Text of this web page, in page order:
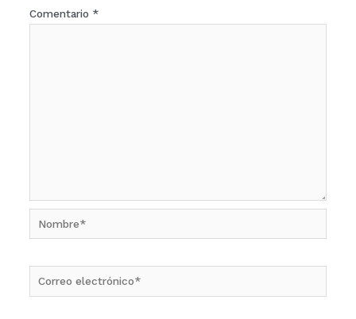
Comentario *
Nombre*
electrónico*